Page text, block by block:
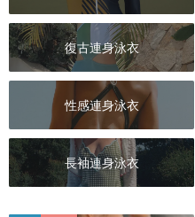
復古連身泳衣
性感連身泳衣
長袖連身泳衣